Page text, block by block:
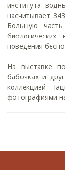
института
насчитывает
Большую
поведения
На выставке
бабочках и
коллекцией
фотографиями